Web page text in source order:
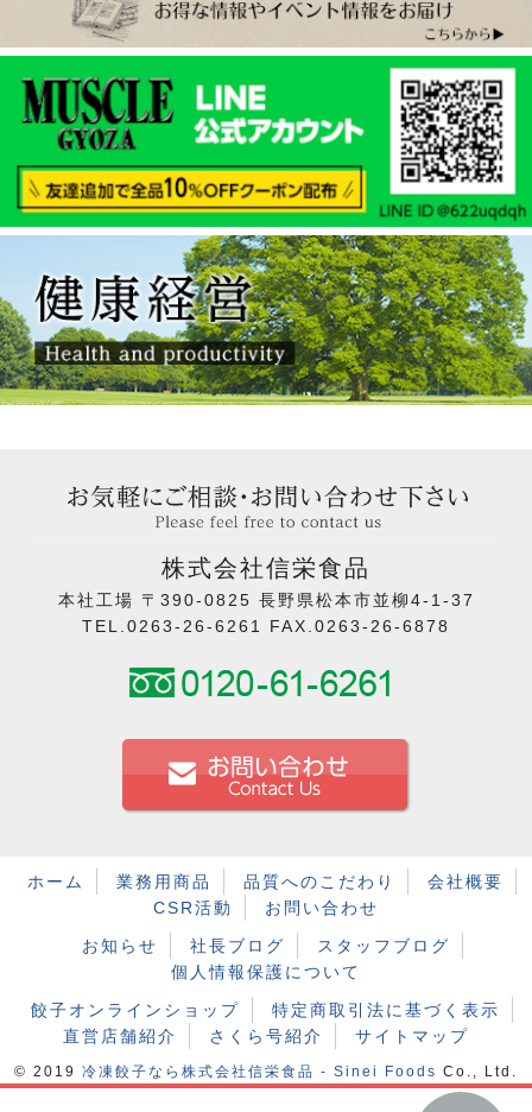
株式会社信栄食品
本社工場 〒390-0825 長野県松本市並柳4-1-37
TEL.0263-26-6261 FAX.0263-26-6878
ホーム 業務用商品 品質へのこだわり
会社概要
CSR活動
お問い合わせ
お知らせ
社長ブログ
スタッフブログ
個人情報保護について
餃子オンラインショップ
特定商取引法に基づく表示
直営店舗紹介
さくら号紹介 サイトマップ
© 2019 冷凍餃子なら株式会社信栄食品 - Sinei Foods Co., Ltd.